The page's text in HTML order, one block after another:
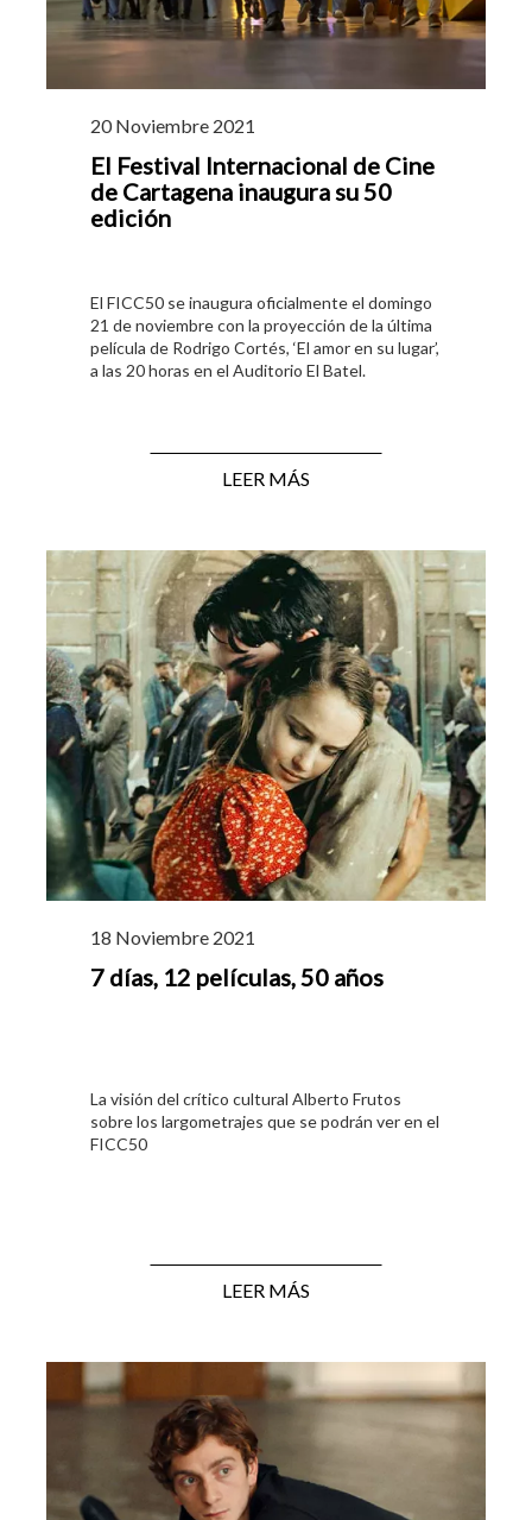
20 Noviembre 2021
El Festival Internacional de Cine
de Cartagena inaugura su 50
edición
El FICC50 se inaugura oficialmente el domingo
21 de noviembre con la proyección de la última
película de Rodrigo Cortés, ‘El amor en su lugar’,
a las 20 horas en el Auditorio El Batel.
LEER MÁS
18 Noviembre 2021
7 días, 12 películas, 50 años
La visión del crítico cultural Alberto Frutos
sobre los largometrajes que se podrán ver en el
FICC50
LEER MÁS